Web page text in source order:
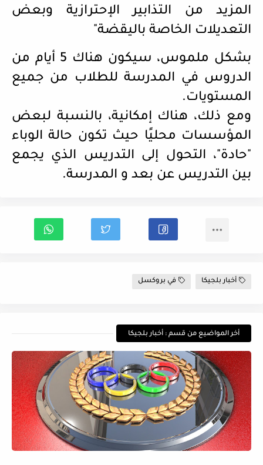
المزيد من التذابير الإحترازية وبعض
التعديلات الخاصة باليقضة"
بشكل ملموس، سيكون هناك 5 أيام من
الدروس في المدرسة للطلاب من جميع
المستويات.
ومع ذلك، هناك إمكانية، بالنسبة لبعض
المؤسسات محليًا حيث تكون حالة الوباء
"حادة"، التحول إلى التدريس الذي يجمع
بين التدريس عن بعد و المدرسة.
أخبار بلجيكا في بروكسل
أخر المواضيع من قسم : أخبار بلجيكا